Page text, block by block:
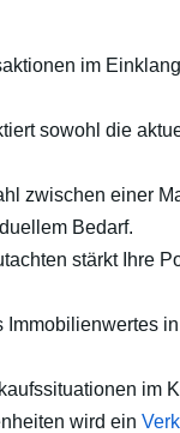
im
sowohl die
zwischen einer
Bedarf.
stärkt Ihre
Immobilienwertes
im
wird ein